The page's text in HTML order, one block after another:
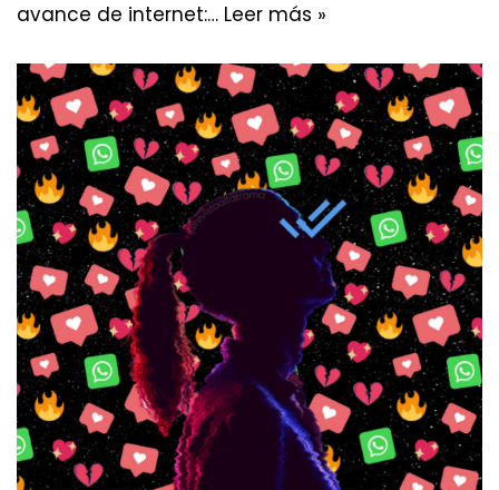
avance de internet:… Leer más »